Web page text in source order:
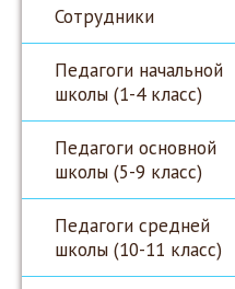
Сотрудники
Педагоги начальной
школы (1-4 класс)
Педагоги основной
школы (5-9 класс)
Педагоги средней
школы (10-11 класс)